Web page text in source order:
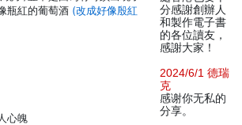
瓶紅的葡萄酒 (改成好像殷紅
心魄
分感謝創辦人
和製作電子書
的各位讀友，
感謝大家！
2024/6/1 德瑞
克
感谢你无私的
分享。